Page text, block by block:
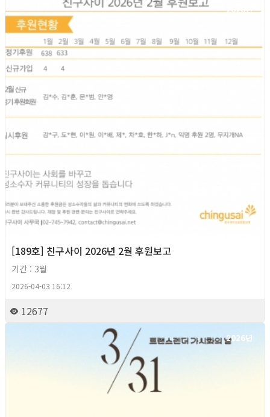
2026년
[189호] 친구사이 2026년 2월 후원보고
기간 : 3월
2026-04-03 16:12
12677
2026년